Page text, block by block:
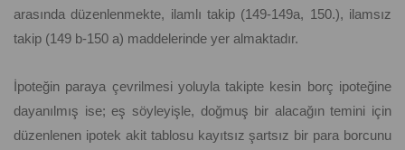
arasında düzenlenmekte, ilamlı takip (149-149a, 150.), ilamsız
takip (149 b-150 a) maddelerinde yer almaktadır.
İpoteğin paraya çevrilmesi yoluyla takipte kesin borç ipoteğine
dayanılmış ise; eş söyleyişle, doğmuş bir alacağın temini için
düzenlenen ipotek akit tablosu kayıtsız şartsız bir para borcunu